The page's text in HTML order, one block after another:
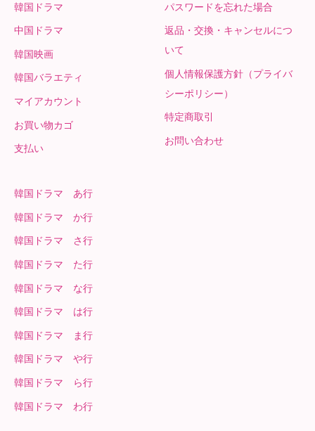
韓国ドラマ
中国ドラマ
韓国映画
韓国バラエティ
マイアカウント
お買い物カゴ
支払い
パスワードを忘れた場合
返品・交換・キャンセルにつ
いて
個人情報保護方針（プライバ
シーポリシー）
特定商取引
お問い合わせ
韓国ドラマ あ行
韓国ドラマ か行
韓国ドラマ さ行
韓国ドラマ た行
韓国ドラマ な行
韓国ドラマ は行
韓国ドラマ ま行
韓国ドラマ や行
韓国ドラマ ら行
韓国ドラマ わ行